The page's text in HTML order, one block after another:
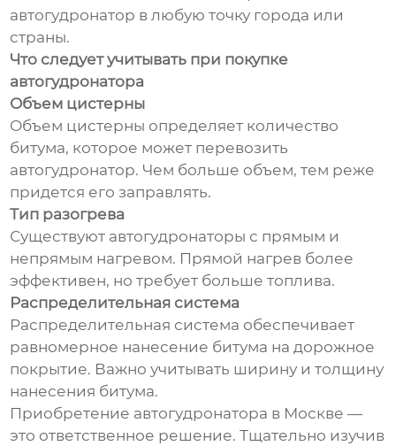
автогудронатор в любую точку города или
страны.
Что следует учитывать при покупке
автогудронатора
Объем цистерны
Объем цистерны определяет количество
битума, которое может перевозить
автогудронатор. Чем больше объем, тем реже
придется его заправлять.
Тип разогрева
Существуют автогудронаторы с прямым и
непрямым нагревом. Прямой нагрев более
эффективен, но требует больше топлива.
Распределительная система
Распределительная система обеспечивает
равномерное нанесение битума на дорожное
покрытие. Важно учитывать ширину и толщину
нанесения битума.
Приобретение автогудронатора в Москве —
это ответственное решение. Тщательно изучив